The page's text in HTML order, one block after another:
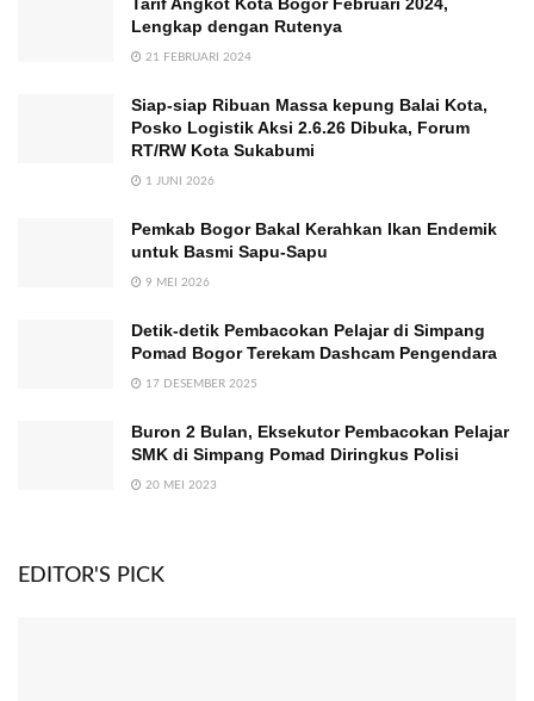
Tarif Angkot Kota Bogor Februari 2024,
Lengkap dengan Rutenya
21 FEBRUARI 2024
Siap-siap Ribuan Massa kepung Balai Kota,
Posko Logistik Aksi 2.6.26 Dibuka, Forum
RT/RW Kota Sukabumi
1 JUNI 2026
Pemkab Bogor Bakal Kerahkan Ikan Endemik
untuk Basmi Sapu-Sapu
9 MEI 2026
Detik-detik Pembacokan Pelajar di Simpang
Pomad Bogor Terekam Dashcam Pengendara
17 DESEMBER 2025
Buron 2 Bulan, Eksekutor Pembacokan Pelajar
SMK di Simpang Pomad Diringkus Polisi
20 MEI 2023
EDITOR'S PICK